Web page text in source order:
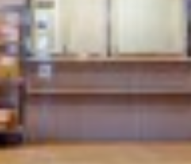
HUNABASHI/CHIBA
MATSUDO/KASHIWA
OMIYA/KOSHIGAYA
KAWAGOE/SAKADO